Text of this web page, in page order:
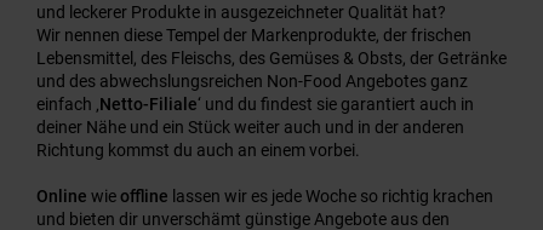
und leckerer Produkte in ausgezeichneter Qualität hat?
Wir nennen diese Tempel der Markenprodukte, der frischen
Lebensmittel, des Fleischs, des Gemüses & Obsts, der Getränke
und des abwechslungsreichen Non-Food Angebotes ganz
einfach ‚ Netto-Filiale‘ und du findest sie garantiert auch in
deiner Nähe und ein Stück weiter auch und in der anderen
Richtung kommst du auch an einem vorbei.
Online wieoffline lassen wir es jede Woche so richtig krachen
und bieten dir unverschämt günstige Angebote aus den